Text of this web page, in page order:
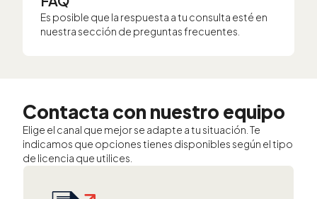
Es posible que la respuesta a tu consulta esté en
nuestra sección de preguntas frecuentes.
Contacta con nuestro equipo
Elige el canal que mejor se adapte a tu situación. Te
indicamos que opciones tienes disponibles según el tipo
de licencia que utilices.